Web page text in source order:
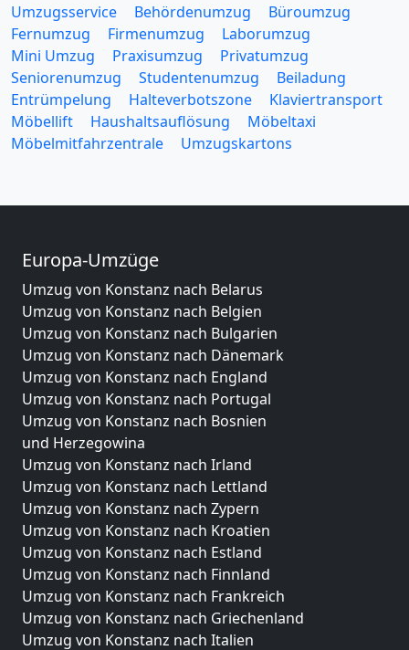
Umzugsservice Behördenumzug
Büroumzug
Fernumzug
Firmenumzug
Laborumzug
Mini Umzug
Praxisumzug
Privatumzug
Seniorenumzug
Studentenumzug
Beiladung
Entrümpelung
Halteverbotszone
Klaviertransport
Möbellift
Haushaltsauflösung
Möbeltaxi
Möbelmitfahrzentrale
Umzugskartons
Europa-Umzüge
Umzug von Konstanz nach Belarus
Umzug von Konstanz nach Belgien
Umzug von Konstanz nach Bulgarien
Umzug von Konstanz nach Dänemark
Umzug von Konstanz nach England
Umzug von Konstanz nach Portugal
Umzug von Konstanz nach Bosnien
und Herzegowina
Umzug von Konstanz nach Irland
Umzug von Konstanz nach Lettland
Umzug von Konstanz nach Zypern
Umzug von Konstanz nach Kroatien
Umzug von Konstanz nach Estland
Umzug von Konstanz nach Finnland
Umzug von Konstanz nach Frankreich
Umzug von Konstanz nach Griechenland
Umzug von Konstanz nach Italien